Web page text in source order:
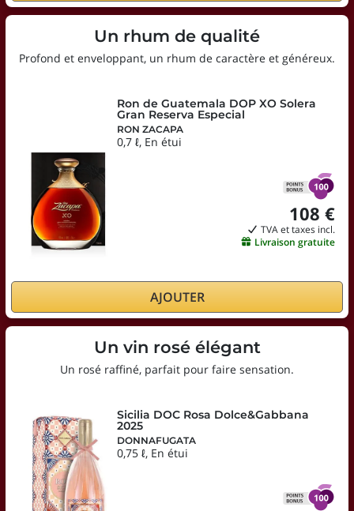
Un rhum de qualité
Profond et enveloppant, un rhum de caractère et généreux.
Ron de Guatemala DOP XO Solera
Gran Reserva Especial
RON ZACAPA
0,7 ℓ, En étui
108 €
TVA et taxes incl.
Livraison gratuite
AJOUTER
Un vin rosé élégant
Un rosé raffiné, parfait pour faire sensation.
Sicilia DOC Rosa Dolce&Gabbana
2025
DONNAFUGATA
0,75 ℓ, En étui